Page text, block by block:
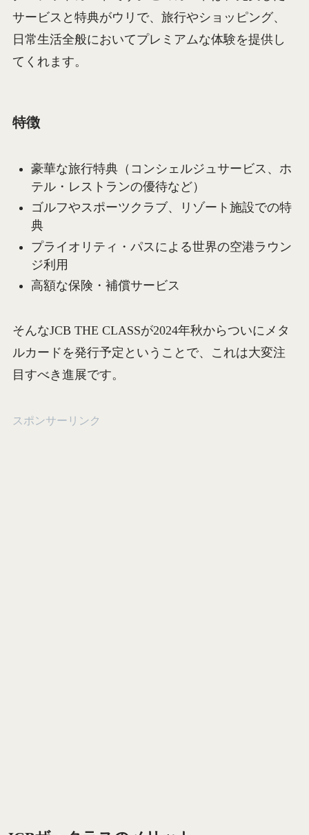
サービスと特典がウリで、旅行やショッピング、
日常生活全般においてプレミアムな体験を提供し
てくれます。
特徴
豪華な旅行特典（コンシェルジュサービス、ホ
テル・レストランの優待など）
ゴルフやスポーツクラブ、リゾート施設での特
典
プライオリティ・パスによる世界の空港ラウン
ジ利用
高額な保険・補償サービス
そんなJCB THE CLASSが2024年秋からついにメタ
ルカードを発行予定ということで、これは大変注
目すべき進展です。
スポンサーリンク